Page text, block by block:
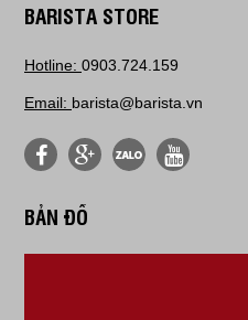
BARISTA STORE
Hotline: 0903.724.159
Email: barista@barista.vn
BẢN ĐỒ